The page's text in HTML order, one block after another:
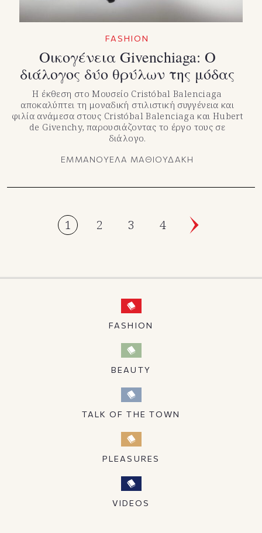
FASHION
Οικογένεια Givenchiaga: Ο
διάλογος δύο θρύλων της μόδας
Η έκθεση στο Μουσείο Cristóbal Balenciaga
αποκαλύπτει τη μοναδική στιλιστική συγγένεια και
φιλία ανάμεσα στους Cristóbal Balenciaga και Hubert
de Givenchy, παρουσιάζοντας το έργο τους σε
διάλογο.
ΕΜΜΑΝΟΥΕΛΑ ΜΑΘΙΟΥΔΑΚΗ
1 2 3 4
FASHION
BEAUTY
TALK OF THE TOWN
PLEASURES
VIDEOS